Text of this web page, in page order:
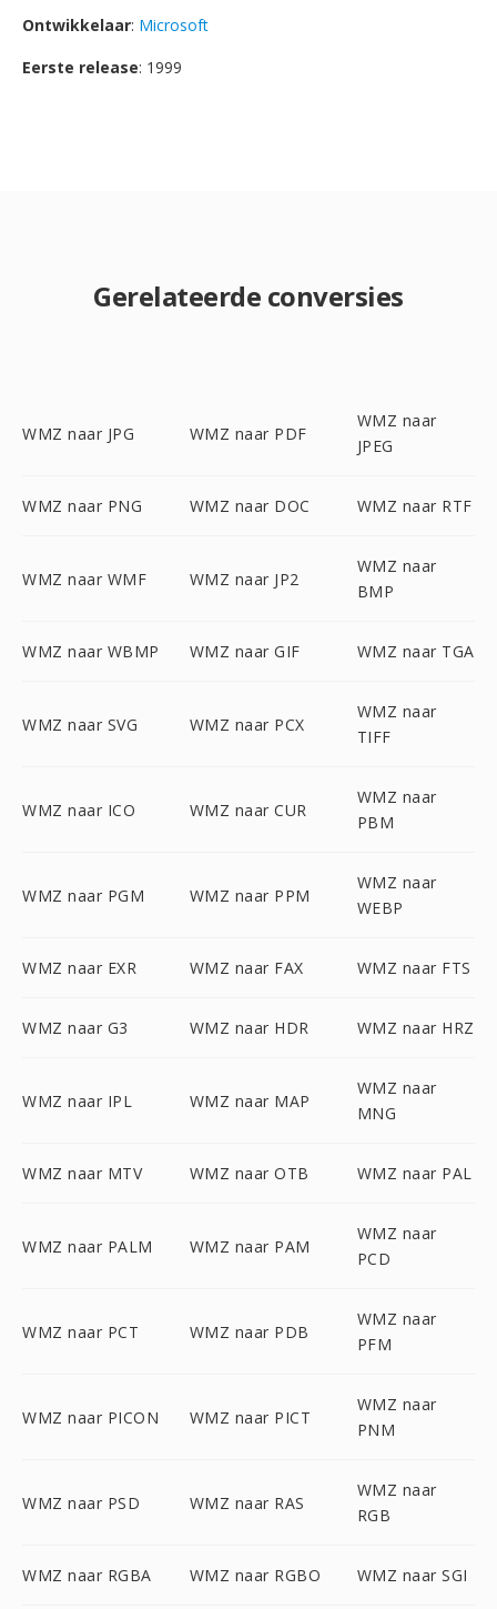
Ontwikkelaar: Microsoft
Eerste release: 1999
Gerelateerde conversies
WMZ naar JPG WMZ naar PDF
WMZ naar
JPEG
WMZ naar PNG WMZ naar DOC WMZ naar RTF
WMZ naar WMF WMZ naar JP2
WMZ naar
BMP
WMZ naar WBMP WMZ naar GIF WMZ naar TGA
WMZ naar SVG WMZ naar PCX
WMZ naar
TIFF
WMZ naar ICO WMZ naar CUR
WMZ naar
PBM
WMZ naar PGM WMZ naar PPM
WMZ naar
WEBP
WMZ naar EXR WMZ naar FAX WMZ naar FTS
WMZ naar G3 WMZ naar HDR WMZ naar HRZ
WMZ naar IPL WMZ naar MAP
WMZ naar
MNG
WMZ naar MTV WMZ naar OTB WMZ naar PAL
WMZ naar PALM WMZ naar PAM
WMZ naar
PCD
WMZ naar PCT WMZ naar PDB
WMZ naar
PFM
WMZ naar PICON WMZ naar PICT
WMZ naar
PNM
WMZ naar PSD WMZ naar RAS
WMZ naar
RGB
WMZ naar RGBA WMZ naar RGBO WMZ naar SGI